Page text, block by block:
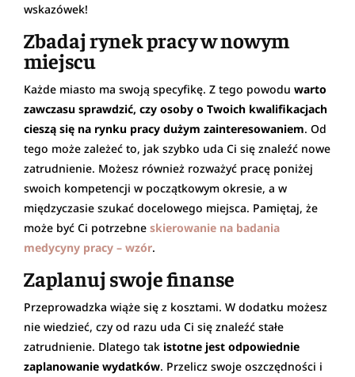
wskazówek!
Zbadaj rynek pracy w nowym
miejscu
Każde miasto ma swoją specyfikę. Z tego powodu warto
zawczasu sprawdzić, czy osoby o Twoich kwalifikacjach
cieszą się na rynku pracy dużym zainteresowaniem. Od
tego może zależeć to, jak szybko uda Ci się znaleźć nowe
zatrudnienie. Możesz również rozważyć pracę poniżej
swoich kompetencji w początkowym okresie, a w
międzyczasie szukać docelowego miejsca. Pamiętaj, że
może być Ci potrzebne skierowanie na badania
medycyny pracy – wzór.
Zaplanuj swoje finanse
Przeprowadzka wiąże się z kosztami. W dodatku możesz
nie wiedzieć, czy od razu uda Ci się znaleźć stałe
zatrudnienie. Dlatego tak istotne jest odpowiednie
zaplanowanie wydatków. Przelicz swoje oszczędności i